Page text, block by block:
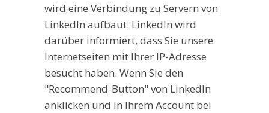
wird eine Verbindung zu Servern von
LinkedIn aufbaut. LinkedIn wird
darüber informiert, dass Sie unsere
Internetseiten mit Ihrer IP-Adresse
besucht haben. Wenn Sie den
"Recommend-Button" von LinkedIn
anklicken und in Ihrem Account bei